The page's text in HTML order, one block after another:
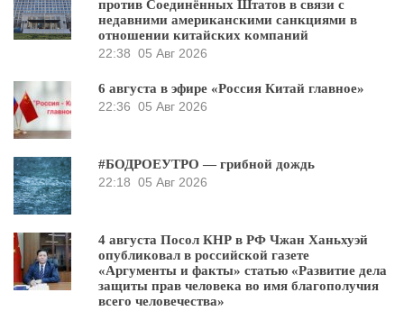
против Соединённых Штатов в связи с
недавними американскими санкциями в
отношении китайских компаний
22:38 05 Авг 2026
6 августа в эфире «Россия Китай главное»
22:36 05 Авг 2026
#БОДРОЕУТРО — грибной дождь
22:18 05 Авг 2026
4 августа Посол КНР в РФ Чжан Ханьхуэй
опубликовал в российской газете
«Аргументы и факты» статью «Развитие дела
защиты прав человека во имя благополучия
всего человечества»